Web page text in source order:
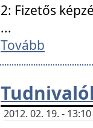
2: Fizetős
...
Tovább
2012. 02. 19. -